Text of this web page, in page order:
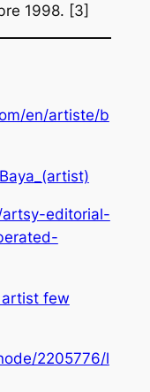
1998. [3]
en/artiste/b
editorial-
artist few
2205776/l